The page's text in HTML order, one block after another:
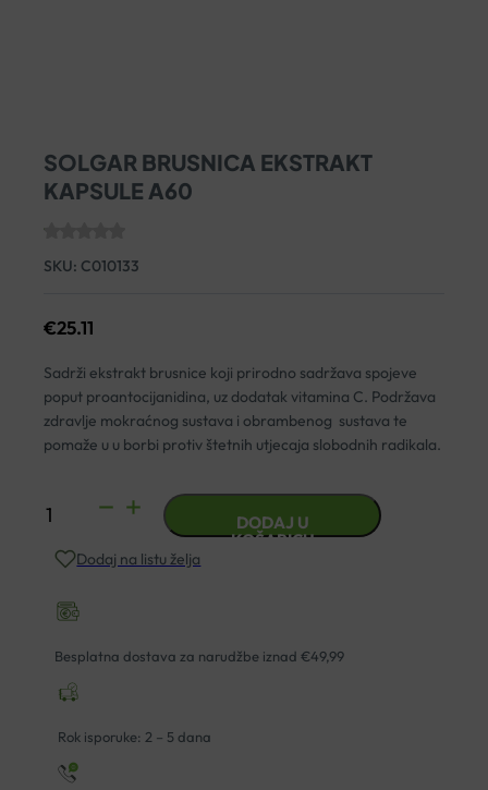
SOLGAR BRUSNICA EKSTRAKT
KAPSULE A60
SKU: C010133
€25.11
Sadrži ekstrakt brusnice koji prirodno sadržava spojeve
poput proantocijanidina, uz dodatak vitamina C. Podržava
zdravlje mokraćnog sustava i obrambenog sustava te
pomaže u u borbi protiv štetnih utjecaja slobodnih radikala.
SOLGAR
EKSTRAKT
A60
količina
DODAJ U
KOŠARICU
Dodaj na listu želja
Besplatna dostava za narudžbe iznad €49,99
Rok isporuke: 2 – 5 dana